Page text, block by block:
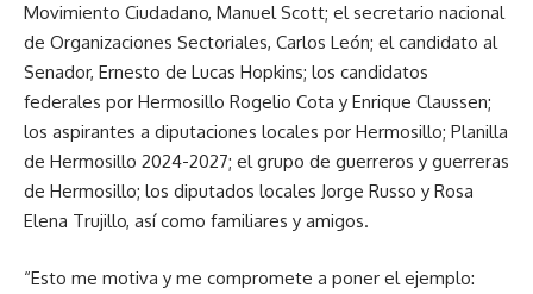
Movimiento Ciudadano, Manuel Scott; el secretario nacional
de Organizaciones Sectoriales, Carlos León; el candidato al
Senador, Ernesto de Lucas Hopkins; los candidatos
federales por Hermosillo Rogelio Cota y Enrique Claussen;
los aspirantes a diputaciones locales por Hermosillo; Planilla
de Hermosillo 2024-2027; el grupo de guerreros y guerreras
de Hermosillo; los diputados locales Jorge Russo y Rosa
Elena Trujillo, así como familiares y amigos.
“Esto me motiva y me compromete a poner el ejemplo: